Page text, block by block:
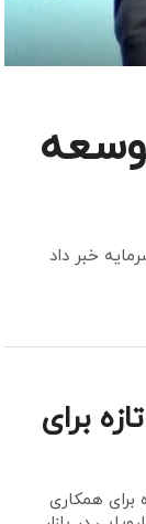
خبر داد
برای
همکاری